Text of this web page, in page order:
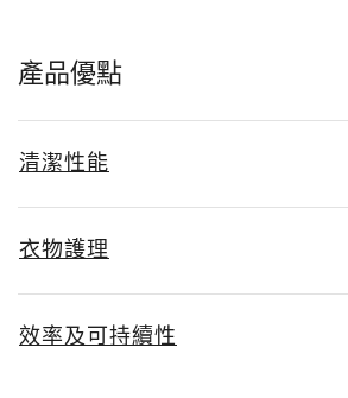
產品優點
清潔性能
衣物護理
效率及可持續性